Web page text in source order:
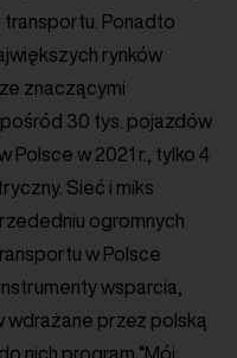
Ponadto
rynków
znaczącymi
30 tys. pojazdów
w 2021 r., tylko 4
Sieć i miks
ogromnych
w Polsce
wsparcia,
wdrażane przez polską
nich program “Mój